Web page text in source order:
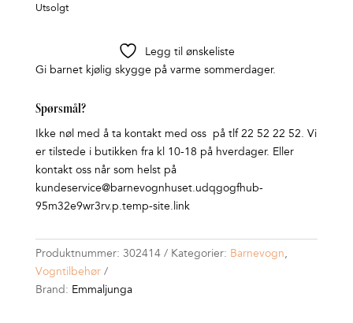
Utsolgt
Legg til ønskeliste
Gi barnet kjølig skygge på varme sommerdager.
Spørsmål?
Ikke nøl med å ta kontakt med oss på tlf 22 52 22 52. Vi
er tilstede i butikken fra kl 10-18 på hverdager. Eller
kontakt oss når som helst på
kundeservice@barnevognhuset.udqgogfhub-
95m32e9wr3rv.p.temp-site.link
Produktnummer: 302414 Kategorier: Barnevogn,
Vogntilbehør
Brand: Emmaljunga